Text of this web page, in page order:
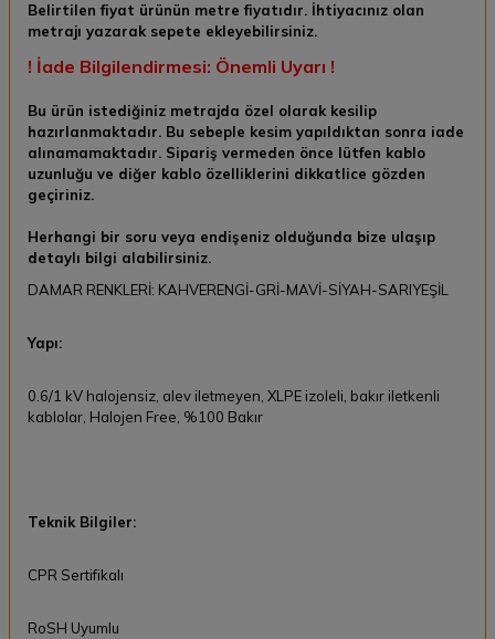
Belirtilen fiyat ürünün metre fiyatıdır. İhtiyacınız olan
metrajı yazarak sepete ekleyebilirsiniz.
! İade Bilgilendirmesi: Önemli Uyarı !
Bu ürün istediğiniz metrajda özel olarak kesilip
hazırlanmaktadır. Bu sebeple kesim yapıldıktan sonra iade
alınamamaktadır. Sipariş vermeden önce lütfen kablo
uzunluğu ve diğer kablo özelliklerini dikkatlice gözden
geçiriniz.
Herhangi bir soru veya endişeniz olduğunda bize ulaşıp
detaylı bilgi alabilirsiniz.
DAMAR RENKLERİ: KAHVERENGİ-GRİ-MAVİ-SİYAH-SARIYEŞİL
Yapı:
0.6/1 kV halojensiz, alev iletmeyen, XLPE izoleli, bakır iletkenli
kablolar, Halojen Free, %100 Bakır
Teknik Bilgiler:
CPR Sertifikalı
RoSH Uyumlu